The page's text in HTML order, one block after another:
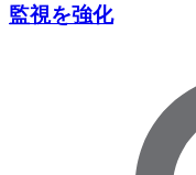
監視を強化